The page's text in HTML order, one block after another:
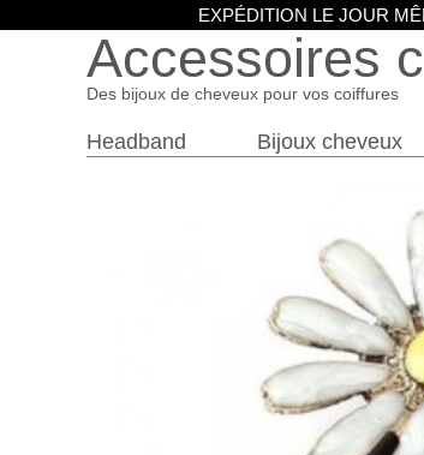
Accessoires
Des bijoux de cheveux pour vos coiffures
Headband Bijoux cheveux
EXPÉDITION LE JOUR